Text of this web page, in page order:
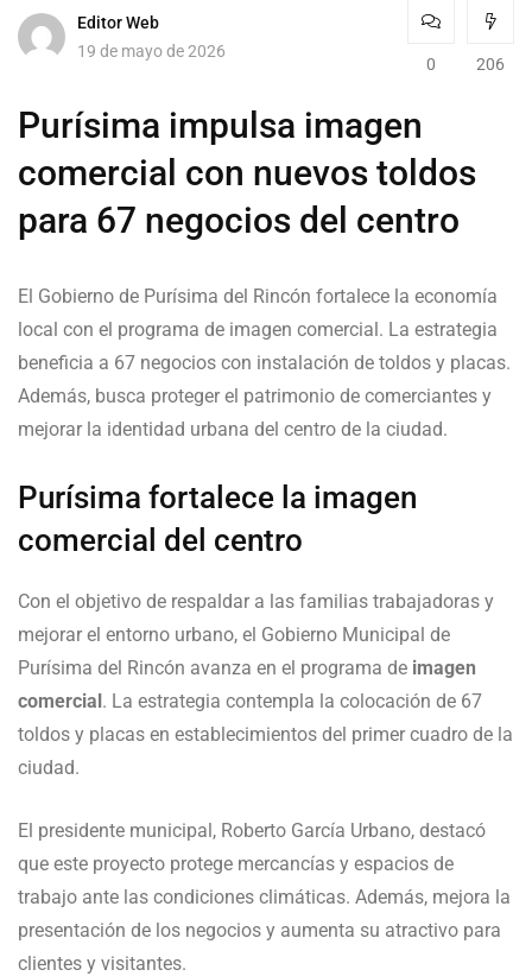
Editor Web
19 de mayo de 2026
0 206
Purísima impulsa imagen
comercial con nuevos toldos
para 67 negocios del centro
El Gobierno de Purísima del Rincón fortalece la economía
local con el programa de imagen comercial. La estrategia
beneficia a 67 negocios con instalación de toldos y placas.
Además, busca proteger el patrimonio de comerciantes y
mejorar la identidad urbana del centro de la ciudad.
Purísima fortalece la imagen
comercial del centro
Con el objetivo de respaldar a las familias trabajadoras y
mejorar el entorno urbano, el Gobierno Municipal de
Purísima del Rincón avanza en el programa de imagen
comercial. La estrategia contempla la colocación de 67
toldos y placas en establecimientos del primer cuadro de la
ciudad.
El presidente municipal, Roberto García Urbano, destacó
que este proyecto protege mercancías y espacios de
trabajo ante las condiciones climáticas. Además, mejora la
presentación de los negocios y aumenta su atractivo para
clientes y visitantes.